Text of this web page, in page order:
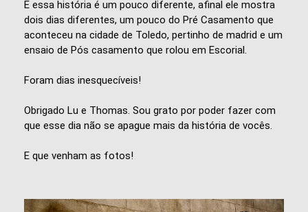
E essa história é um pouco diferente, afinal ele mostra
dois dias diferentes, um pouco do Pré Casamento que
aconteceu na cidade de Toledo, pertinho de madrid e um
ensaio de Pós casamento que rolou em Escorial.
Foram dias inesquecíveis!
Obrigado Lu e Thomas. Sou grato por poder fazer com
que esse dia não se apague mais da história de vocês.
E que venham as fotos!